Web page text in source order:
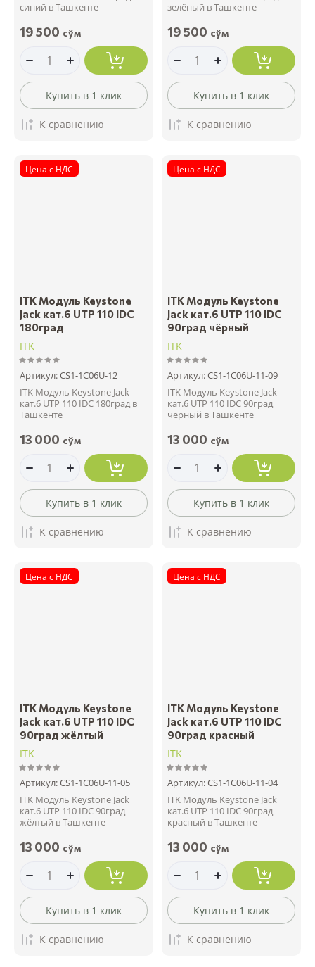
синий в Ташкенте
19 500 сўм
Купить в 1 клик
К сравнению
зелёный в Ташкенте
19 500 сўм
Купить в 1 клик
К сравнению
Цена с НДС
ITK Модуль Keystone
Jack кат.6 UTP 110 IDC
180град
ITK
Артикул:CS1-1C06U-12
ITK Модуль Keystone Jack
кат.6 UTP 110 IDC 180град в
Ташкенте
13 000 сўм
Купить в 1 клик
К сравнению
Цена с НДС
ITK Модуль Keystone
Jack кат.6 UTP 110 IDC
90град чёрный
ITK
Артикул:CS1-1C06U-11-09
ITK Модуль Keystone Jack
кат.6 UTP 110 IDC 90град
чёрный в Ташкенте
13 000 сўм
Купить в 1 клик
К сравнению
Цена с НДС
ITK Модуль Keystone
Jack кат.6 UTP 110 IDC
90град жёлтый
ITK
Артикул:CS1-1C06U-11-05
ITK Модуль Keystone Jack
кат.6 UTP 110 IDC 90град
жёлтый в Ташкенте
13 000 сўм
Купить в 1 клик
К сравнению
Цена с НДС
ITK Модуль Keystone
Jack кат.6 UTP 110 IDC
90град красный
ITK
Артикул:CS1-1C06U-11-04
ITK Модуль Keystone Jack
кат.6 UTP 110 IDC 90град
красный в Ташкенте
13 000 сўм
Купить в 1 клик
К сравнению